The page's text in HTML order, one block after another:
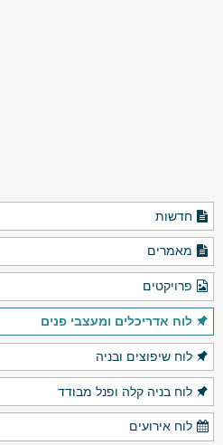
חדשות
מאמרים
פרויקטים
לוח אדריכלים ומעצבי פנים
לוח שיפוצים ובניה
לוח בניה קלה ופנל מבודד
לוח אירועים